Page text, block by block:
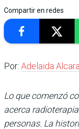
Compartir en redes
Por: Adelaida
Lo que comenzó
acerca
personas. La